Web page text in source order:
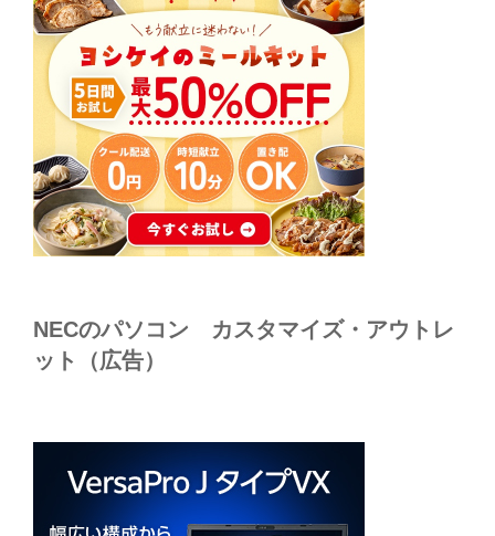
NECのパソコン カスタマイズ・アウトレ
ット（広告）